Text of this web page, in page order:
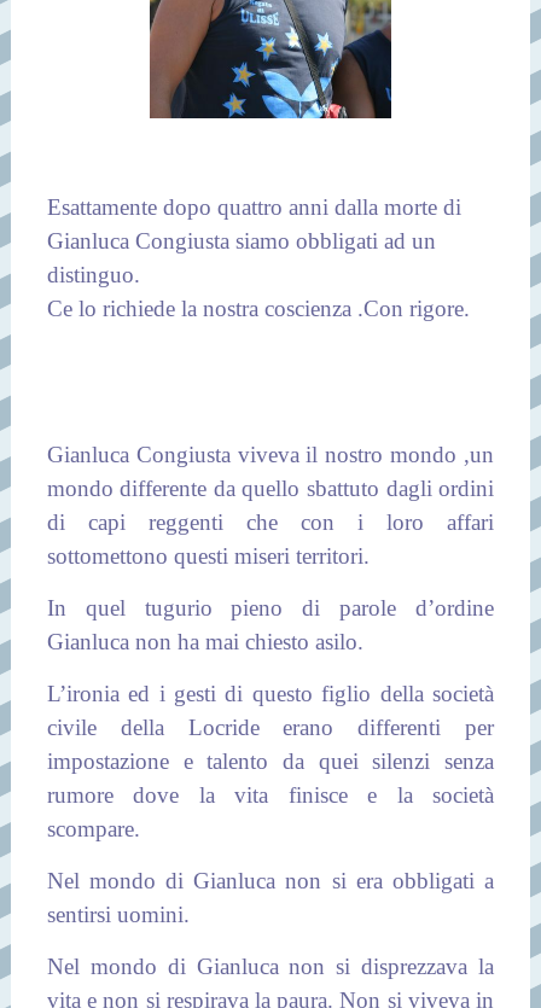
Esattamente dopo quattro anni dalla morte di
Gianluca Congiusta siamo obbligati ad un
distinguo.
Ce lo richiede la nostra coscienza .Con rigore.
Gianluca Congiusta viveva il nostro mondo ,un
mondo differente da quello sbattuto dagli ordini
di capi reggenti che con i loro affari
sottomettono questi miseri territori.
In quel tugurio pieno di parole d’ordine
Gianluca non ha mai chiesto asilo.
L’ironia ed i gesti di questo figlio della società
civile della Locride erano differenti per
impostazione e talento da quei silenzi senza
rumore dove la vita finisce e la società
scompare.
Nel mondo di Gianluca non si era obbligati a
sentirsi uomini.
Nel mondo di Gianluca non si disprezzava la
vita e non si respirava la paura. Non si viveva in